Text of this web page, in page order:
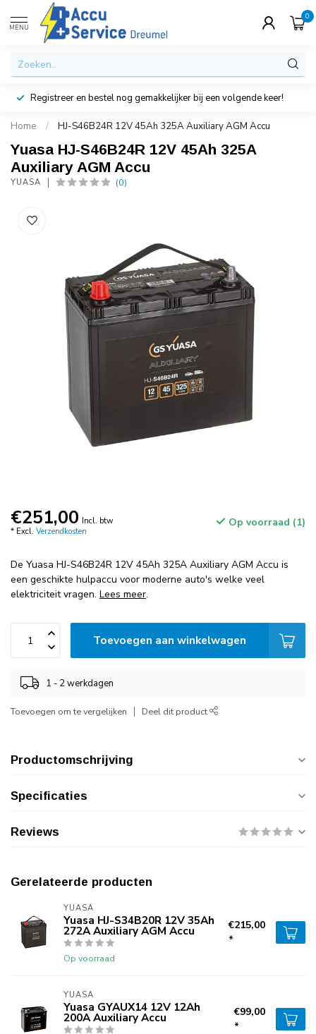
MENU
0
Registreer en bestel nog gemakkelijker bij een volgende keer!
Home / HJ-S46B24R 12V 45Ah 325A Auxiliary AGM Accu
Yuasa HJ-S46B24R 12V 45Ah 325A
Auxiliary AGM Accu
YUASA (0)
€251,00 Incl. btw
* Excl. Verzendkosten
Op voorraad (1)
De Yuasa HJ-S46B24R 12V 45Ah 325A Auxiliary AGM Accu is
een geschikte hulpaccu voor moderne auto's welke veel
elektriciteit vragen. Lees meer.
Toevoegen aan winkelwagen
1 - 2 werkdagen
Toevoegen om te vergelijken Deel dit product
Productomschrijving
Specificaties
Reviews
Gerelateerde producten
YUASA
Yuasa HJ-S34B20R 12V 35Ah
272A Auxiliary AGM Accu
Op voorraad
€215,00
*
YUASA
Yuasa GYAUX14 12V 12Ah
200A Auxiliary Accu
€99,00
*